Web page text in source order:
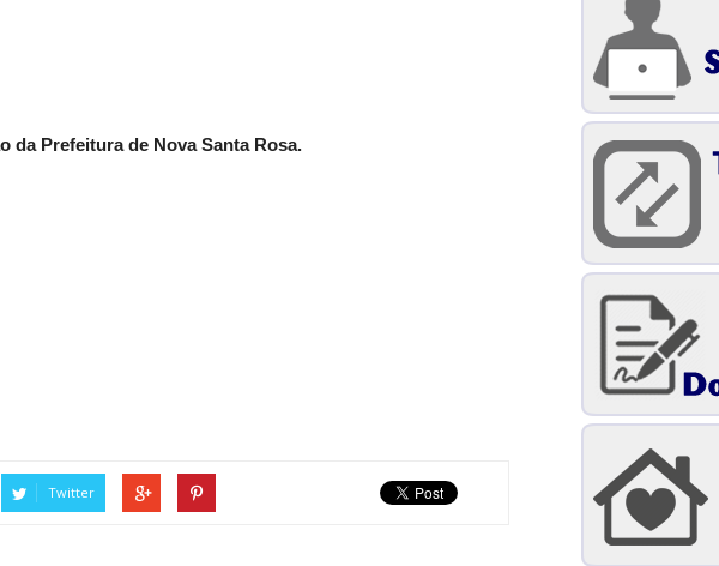
da Prefeitura de Nova Santa Rosa.
Twitter